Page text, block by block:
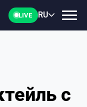
LIVE RU
с